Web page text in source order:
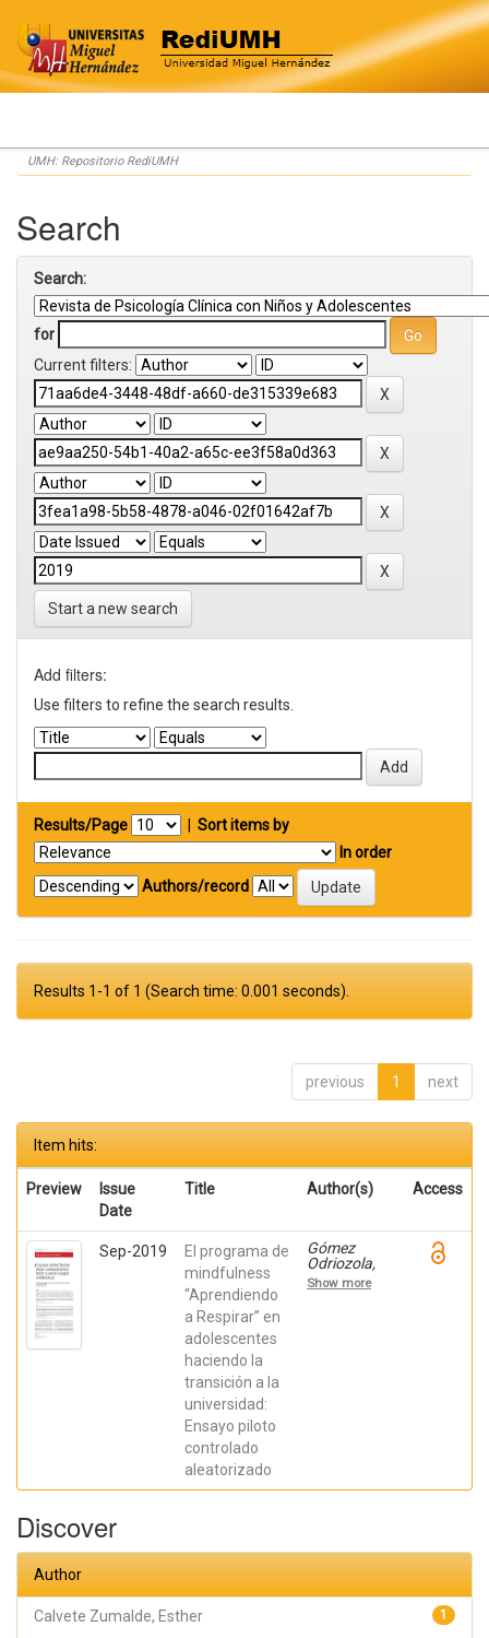
Skip
navigation
UMH: Repositorio RediUMH
Search
Search:
for
Current filters:
Start a new search
Add filters:
Use filters to refine the search results.
Results/Page
Sort items by
In order
Authors/record
Results 1-1 of 1 (Search time: 0.001 seconds).
previous 1 next
Item hits:
Preview
Issue
Date
Title Author(s) Access
Sep-2019
El programa de
mindfulness
“Aprendiendo
a Respirar” en
adolescentes
haciendo la
transición a la
universidad:
Ensayo piloto
controlado
aleatorizado
Gómez
Odriozola,
Joana;
Calvete
Show more
Discover
Author
1
Calvete Zumalde, Esther